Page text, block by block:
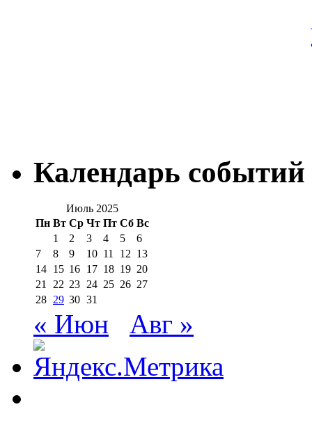
Календарь событий
Июль 2025
Пн Вт Ср Чт Пт Сб Вс
1
2 3 4 5
6
7
8 9 10 11 12 13
14 15 16 17 18 19 20
21 22 23 24 25 26 27
28 29 30 31
« Июн Авг »